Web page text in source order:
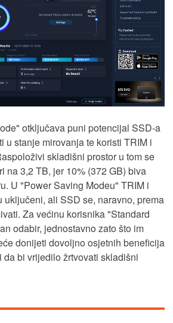
otključava puni potencijal SSD-a
u stanje mirovanja te koristi TRIM i
skladišni prostor u tom se
na 3,2 TB, jer 10% (372 GB) biva
U "Power Saving Modeu" TRIM i
uključeni, ali SSD se, naravno, prema
Za većinu korisnika "Standard
odabir, jednostavno zato što im
donijeti dovoljno osjetnih beneficija
da bi vrijedilo žrtvovati skladišni